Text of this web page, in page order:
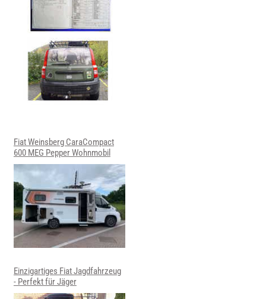
Fiat Weinsberg CaraCompact
600 MEG Pepper Wohnmobil
Einzigartiges Fiat Jagdfahrzeug
- Perfekt für Jäger